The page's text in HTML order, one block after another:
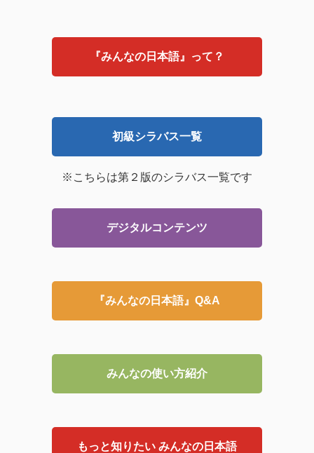
『みんなの日本語』って？
初級シラバス一覧
※こちらは第２版のシラバス一覧です
デジタルコンテンツ
『みんなの日本語』Q&A
みんなの使い方紹介
もっと知りたい みんなの日本語